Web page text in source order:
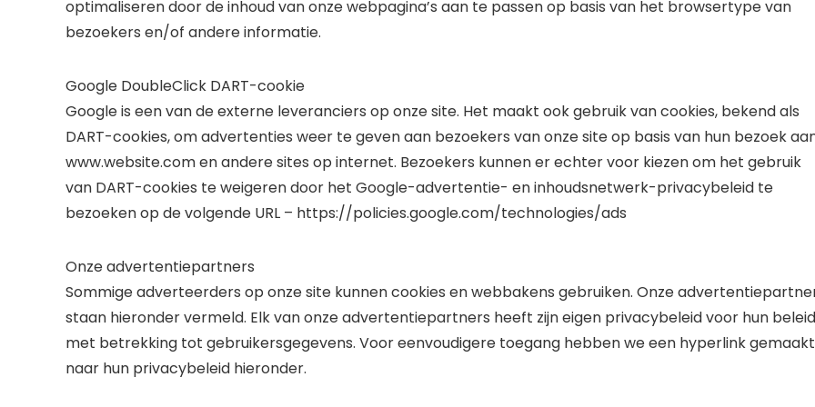
optimaliseren door de inhoud van onze webpagina’s aan te passen op basis van het browsertype van
bezoekers en/of andere informatie.
Google DoubleClick DART-cookie
Google is een van de externe leveranciers op onze site. Het maakt ook gebruik van cookies, bekend als
DART-cookies, om advertenties weer te geven aan bezoekers van onze site op basis van hun bezoek
www.website.com en andere sites op internet. Bezoekers kunnen er echter voor kiezen om het gebruik
van DART-cookies te weigeren door het Google-advertentie- en inhoudsnetwerk-privacybeleid te
bezoeken op de volgende URL – https://policies.google.com/technologies/ads
Onze advertentiepartners
Sommige adverteerders op onze site kunnen cookies en webbakens gebruiken. Onze
staan ​​hieronder vermeld. Elk van onze advertentiepartners heeft zijn eigen privacybeleid voor hun beleid
met betrekking tot gebruikersgegevens. Voor eenvoudigere toegang hebben we een hyperlink gemaakt
naar hun privacybeleid hieronder.